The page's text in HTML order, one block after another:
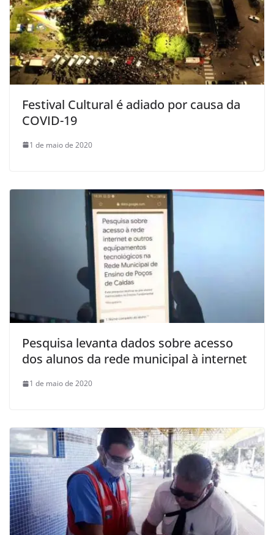
Festival Cultural é adiado por causa da
COVID-19
1 de maio de 2020
Pesquisa levanta dados sobre acesso
dos alunos da rede municipal à internet
1 de maio de 2020